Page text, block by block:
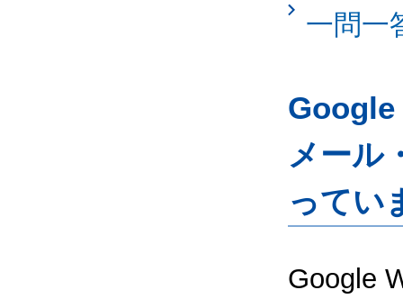
一問一
Google
メール
ってい
Google